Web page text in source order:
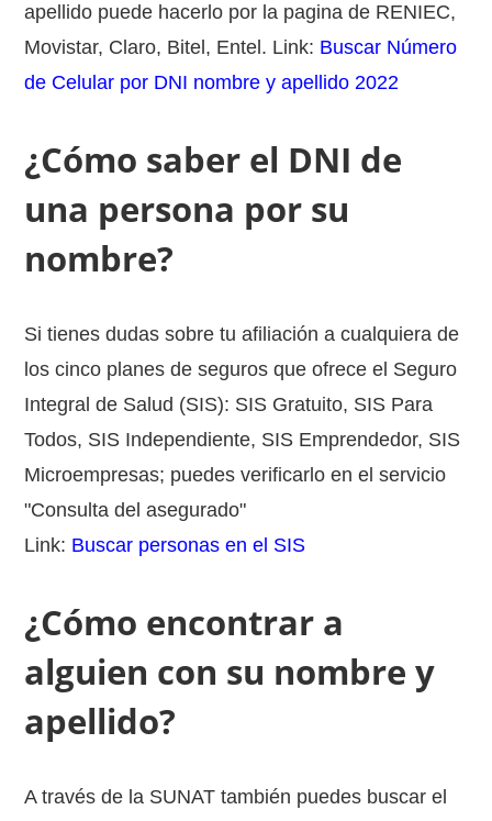
apellido puede hacerlo por la pagina de RENIEC,
Movistar, Claro, Bitel, Entel. Link: Buscar Número
de Celular por DNI nombre y apellido 2022
¿Cómo saber el DNI de
una persona por su
nombre?
Si tienes dudas sobre tu afiliación a cualquiera de
los cinco planes de seguros que ofrece el Seguro
Integral de Salud (SIS): SIS Gratuito, SIS Para
Todos, SIS Independiente, SIS Emprendedor, SIS
Microempresas; puedes verificarlo en el servicio
"Consulta del asegurado"
Link: Buscar personas en el SIS
¿Cómo encontrar a
alguien con su nombre y
apellido?
A través de la SUNAT también puedes buscar el